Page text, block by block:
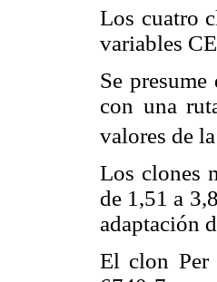
Los cuatro
variables
Se
con una
valores de
Los clones
de 1,51 a
adaptación
El clon Per